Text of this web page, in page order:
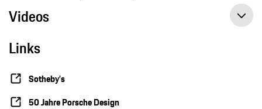
Videos
Links
Sotheby’s
50 Jahre Porsche Design